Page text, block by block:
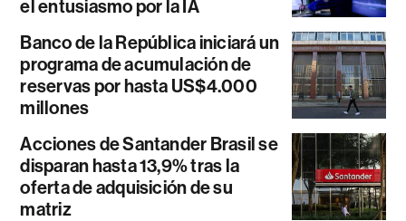
el entusiasmo por la IA
Banco de la República iniciará un
programa de acumulación de
reservas por hasta US$4.000
millones
Acciones de Santander Brasil se
disparan hasta 13,9% tras la
oferta de adquisición de su
matriz